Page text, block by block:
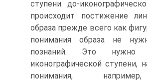
ступени до-
происходит постижение
образа прежде всего как
понимания образа не
познаний. Это нужно
иконографической ступени,
понимания,